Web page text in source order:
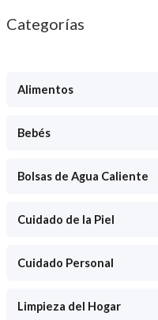
Categorías
Alimentos
Bebés
Bolsas de Agua Caliente
Cuidado de la Piel
Cuidado Personal
Limpieza del Hogar